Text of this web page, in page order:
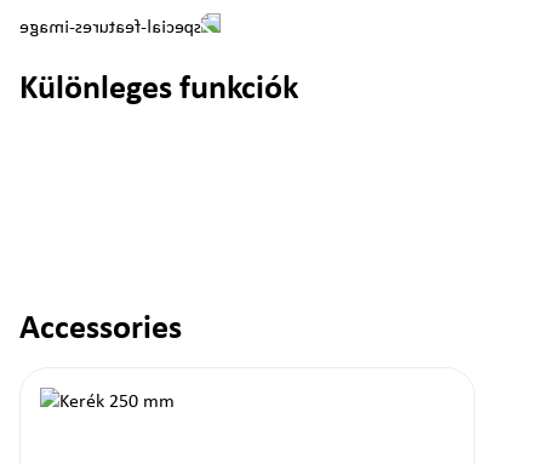
Különleges funkciók
Termékgaléria kihagyása
Accessories